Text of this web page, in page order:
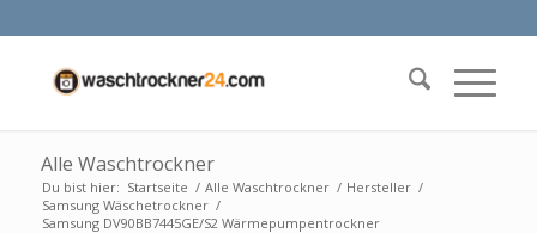
Alle Waschtrockner
Du bist hier: Startseite / Alle Waschtrockner / Hersteller /
Samsung Wäschetrockner /
Samsung DV90BB7445GE/S2 Wärmepumpentrockner